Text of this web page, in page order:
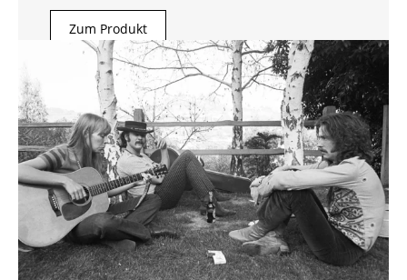
Zum Produkt